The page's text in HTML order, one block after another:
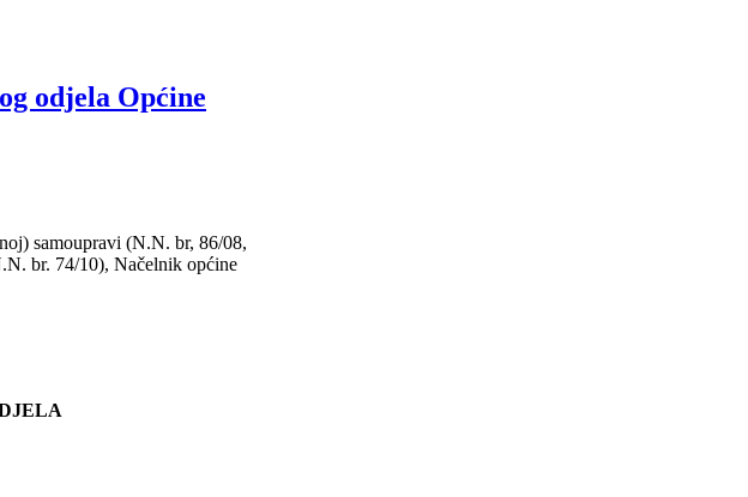
odjela Općine
samoupravi (N.N. br, 86/08,
br. 74/10), Načelnik općine